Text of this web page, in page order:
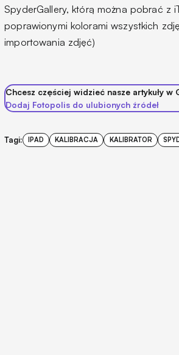
SpyderGallery, którą można pobrać z
poprawionymi kolorami wszystkich
importowania zdjęć)
Chcesz częściej widzieć nasze artykuły w
Dodaj Fotopolis do ulubionych źródeł
Tagi: IPAD KALIBRACJA KALIBRATOR